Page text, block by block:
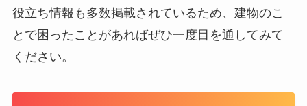
役立ち情報も多数掲載されているため、建物のこ
とで困ったことがあればぜひ一度目を通してみて
ください。